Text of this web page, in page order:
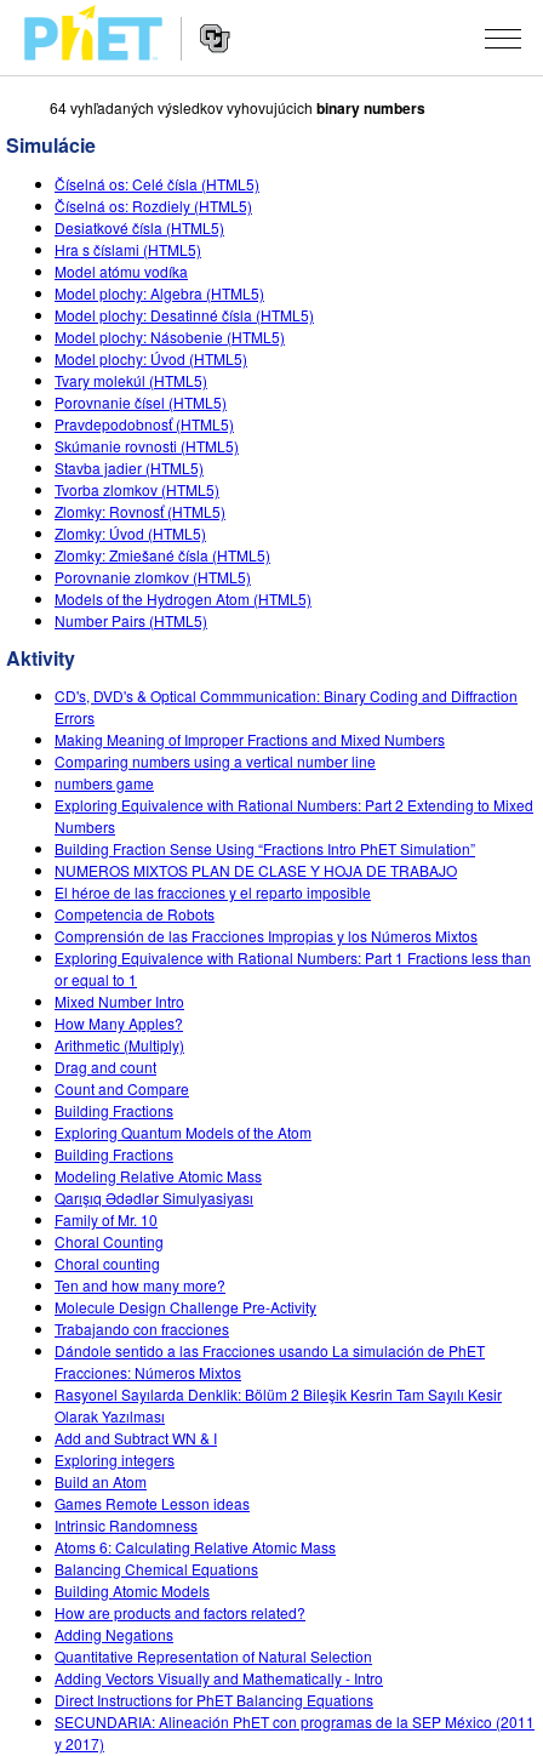
Vyhľadávať
PhET
web
stránku
Navigation
SIMULÁCIE
Všetky simulácie
Fyzika
Matematika
Chémia
Náuka o Zemi
Biológia
Preložené simulácie
Customizable Sims
STUDIO
About Studio
Customizable Sims
Start a Free Trial
Purchase a License
VYUČOVANIE
Prehľadávať aktivity
Zdieľajte svoje aktivity
Activity Contribution Guidelines
Virtuálne workshopy
Professional Learning with PhET
Teaching with PhET
VÝSKUM
INICIATÍVY
Inkluzívny dizajn
Globálny PhET
Data Fluency
DEIB v STEM vyučovaní
SceneryStack OSE
Impact Report
PRIHLÁSIŤ / REGISTROVAŤ
PRIHLÁSIŤ / REGISTROVAŤ
64 vyhľadaných výsledkov vyhovujúcich binary numbers
Simulácie
Číselná os: Celé čísla (HTML5)
Číselná os: Rozdiely (HTML5)
Desiatkové čísla (HTML5)
Hra s číslami (HTML5)
Model atómu vodíka
Model plochy: Algebra (HTML5)
Model plochy: Desatinné čísla (HTML5)
Model plochy: Násobenie (HTML5)
Model plochy: Úvod (HTML5)
Tvary molekúl (HTML5)
Porovnanie čísel (HTML5)
Pravdepodobnosť (HTML5)
Skúmanie rovnosti (HTML5)
Stavba jadier (HTML5)
Tvorba zlomkov (HTML5)
Zlomky: Rovnosť (HTML5)
Zlomky: Úvod (HTML5)
Zlomky: Zmiešané čísla (HTML5)
Porovnanie zlomkov (HTML5)
Models of the Hydrogen Atom (HTML5)
Number Pairs (HTML5)
Aktivity
CD's, DVD's & Optical Commmunication: Binary Coding and Diffraction
Errors
Making Meaning of Improper Fractions and Mixed Numbers
Comparing numbers using a vertical number line
numbers game
Exploring Equivalence with Rational Numbers: Part 2 Extending to Mixed
Numbers
Building Fraction Sense Using “Fractions Intro PhET Simulation”
NUMEROS MIXTOS PLAN DE CLASE Y HOJA DE TRABAJO
El héroe de las fracciones y el reparto imposible
Competencia de Robots
Comprensión de las Fracciones Impropias y los Números Mixtos
Exploring Equivalence with Rational Numbers: Part 1 Fractions less than
or equal to 1
Mixed Number Intro
How Many Apples?
Arithmetic (Multiply)
Drag and count
Count and Compare
Building Fractions
Exploring Quantum Models of the Atom
Building Fractions
Modeling Relative Atomic Mass
Qarışıq Ədədlər Simulyasiyası
Family of Mr. 10
Choral Counting
Choral counting
Ten and how many more?
Molecule Design Challenge Pre-Activity
Trabajando con fracciones
Dándole sentido a las Fracciones usando La simulación de PhET
Fracciones: Números Mixtos
Rasyonel Sayılarda Denklik: Bölüm 2 Bileşik Kesrin Tam Sayılı Kesir
Olarak Yazılması
Add and Subtract WN & I
Exploring integers
Build an Atom
Games Remote Lesson ideas
Intrinsic Randomness
Atoms 6: Calculating Relative Atomic Mass
Balancing Chemical Equations
Building Atomic Models
How are products and factors related?
Adding Negations
Quantitative Representation of Natural Selection
Adding Vectors Visually and Mathematically - Intro
Direct Instructions for PhET Balancing Equations
SECUNDARIA: Alineación PhET con programas de la SEP México (2011
y 2017)